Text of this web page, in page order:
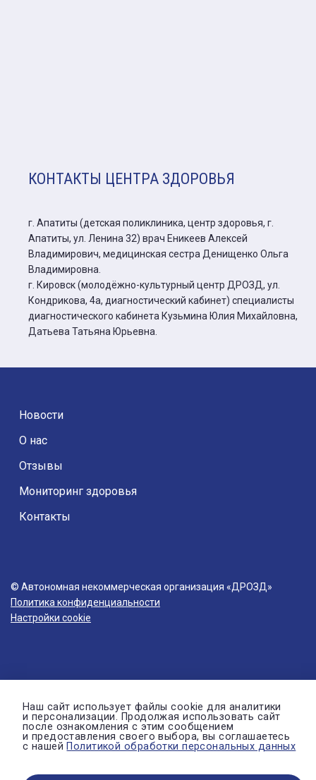
КОНТАКТЫ ЦЕНТРА ЗДОРОВЬЯ
г. Апатиты (детская поликлиника, центр здоровья, г.
Апатиты, ул. Ленина 32) врач Еникеев Алексей
Владимирович, медицинская сестра Денищенко Ольга
Владимировна.
г. Кировск (молодёжно-культурный центр ДРОЗД, ул.
Кондрикова, 4а, диагностический кабинет) специалисты
диагностического кабинета Кузьмина Юлия Михайловна,
Датьева Татьяна Юрьевна.
Новости
О нас
Отзывы
Мониторинг здоровья
Контакты
© Автономная некоммерческая организация «ДРОЗД»
Политика конфиденциальности
Настройки cookie
Наш сайт использует файлы cookie для аналитики
и персонализации. Продолжая использовать сайт
после ознакомления с этим сообщением
и предоставления своего выбора, вы соглашаетесь
с нашей Политикой обработки персональных данных